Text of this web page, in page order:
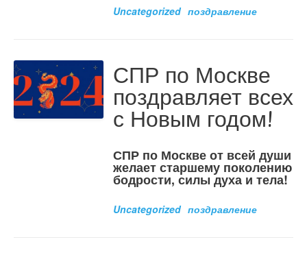
Uncategorized поздравление
СПР по Москве
поздравляет всех
с Новым годом!
СПР по Москве от всей души
желает старшему поколению
бодрости, силы духа и тела!
Uncategorized поздравление